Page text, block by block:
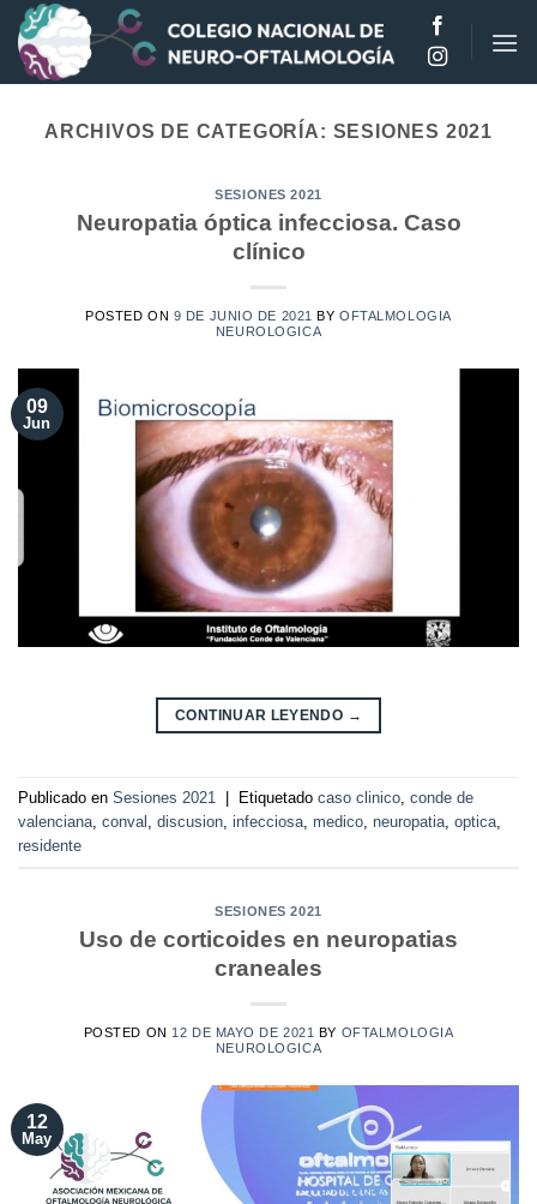
Saltar
contenido
ARCHIVOS DE CATEGORÍA: SESIONES 2021
SESIONES 2021
Neuropatia óptica infecciosa. Caso
clínico
POSTED ON 9 DE JUNIO DE 2021 BYOFTALMOLOGIA
NEUROLOGICA
09
Jun
CONTINUAR LEYENDO →
Publicado en Sesiones 2021 | Etiquetado caso clinico conde de
valenciana conval discusion infecciosa medico neuropatia optica
residente
SESIONES 2021
Uso de corticoides en neuropatias
craneales
POSTED ON 12 DE MAYO DE 2021 BY OFTALMOLOGIA
NEUROLOGICA
12
May